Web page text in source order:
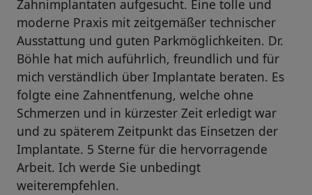
Zahnimplantaten aufgesucht. Eine tolle und
moderne Praxis mit zeitgemäßer technischer
Ausstattung und guten Parkmöglichkeiten. Dr.
Böhle hat mich auführlich, freundlich und für
mich verständlich über Implantate beraten. Es
folgte eine Zahnentfenung, welche ohne
Schmerzen und in kürzester Zeit erledigt war
und zu späterem Zeitpunkt das Einsetzen der
Implantate. 5 Sterne für die hervorragende
Arbeit. Ich werde Sie unbedingt
weiterempfehlen.